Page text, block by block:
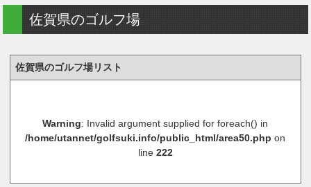
佐賀県のゴルフ場
佐賀県のゴルフ場リスト
Warning: Invalid argument supplied for foreach() in
/home/utannet/golfsuki.info/public_html/area50.php on
line 222